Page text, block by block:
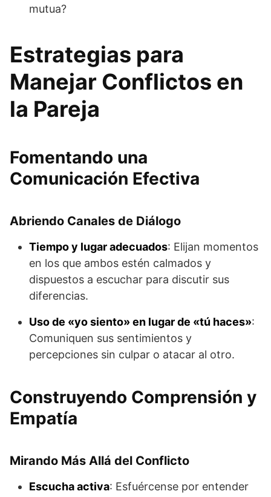
mutua?
Estrategias para
Manejar Conflictos en
la Pareja
Fomentando una
Comunicación Efectiva
Abriendo Canales de Diálogo
Tiempo y lugar adecuados: Elijan momentos
en los que ambos estén calmados y
dispuestos a escuchar para discutir sus
diferencias.
Uso de «yo siento» en lugar de «tú haces»:
Comuniquen sus sentimientos y
percepciones sin culpar o atacar al otro.
Construyendo Comprensión y
Empatía
Mirando Más Allá del Conflicto
Escucha activa: Esfuércense por entender